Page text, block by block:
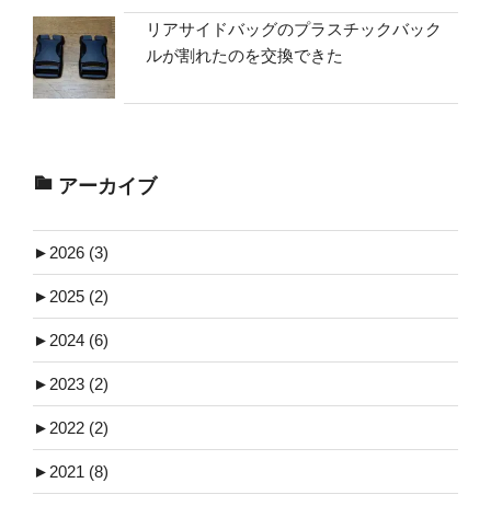
リアサイドバッグのプラスチックバック
ルが割れたのを交換できた
アーカイブ
► 2026 (3)
► 2025 (2)
► 2024 (6)
► 2023 (2)
► 2022 (2)
► 2021 (8)